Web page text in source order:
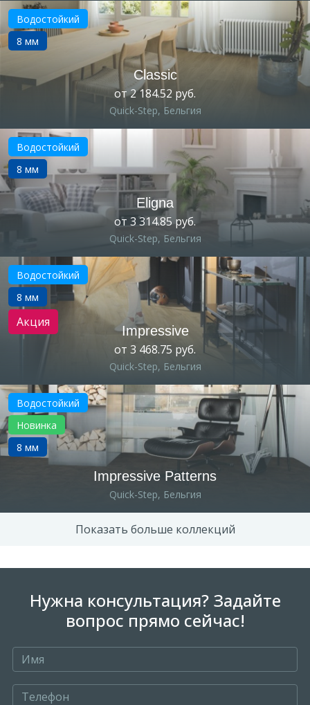
Classic
от 2 184.52 руб.
Quick-Step, Бельгия
Водостойкий
8 мм
Eligna
от 3 314.85 руб.
Quick-Step, Бельгия
Водостойкий
8 мм
Impressive
от 3 468.75 руб.
Quick-Step, Бельгия
Водостойкий
8 мм
Акция
Impressive Patterns
Quick-Step, Бельгия
Водостойкий
Новинка
8 мм
Показать больше коллекций
Нужна консультация? Задайте
вопрос прямо сейчас!